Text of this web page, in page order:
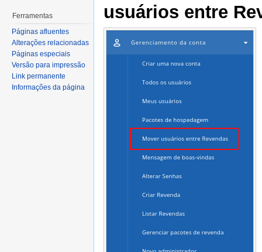
usuários entre
Ferramentas
Páginas afluentes
Alterações relacionadas
Páginas especiais
Versão para impressão
Link permanente
Informações da página